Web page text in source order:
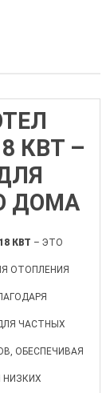
КВТ –
ДОМА
КВТ – ЭТО
ОТОПЛЕНИЯ
ЧАСТНЫХ
ОБЕСПЕЧИВАЯ
НИЗКИХ